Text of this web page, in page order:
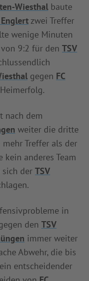
Wiesthal baute
zwei Treffer
wenige Minuten
9:2 für den TSV
gegen FC
nach dem
weiter die dritte
Treffer als der
kein anderes Team
sich der TSV
in
den TSV
immer weiter
Abwehr, die bis
entscheidender